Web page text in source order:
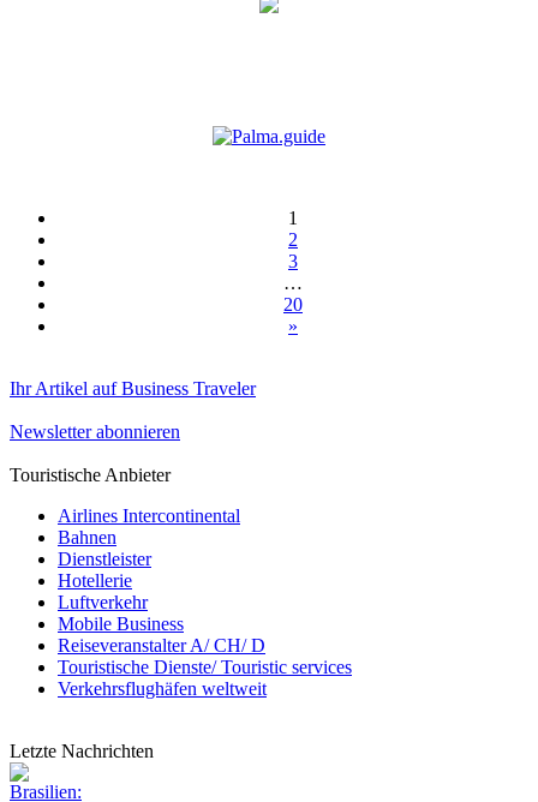
1
2
3
…
20
»
Ihr Artikel auf Business Traveler
Newsletter abonnieren
Touristische Anbieter
Airlines Intercontinental
Bahnen
Dienstleister
Hotellerie
Luftverkehr
Mobile Business
Reiseveranstalter A/ CH/ D
Touristische Dienste/ Touristic services
Verkehrsflughäfen weltweit
Letzte Nachrichten